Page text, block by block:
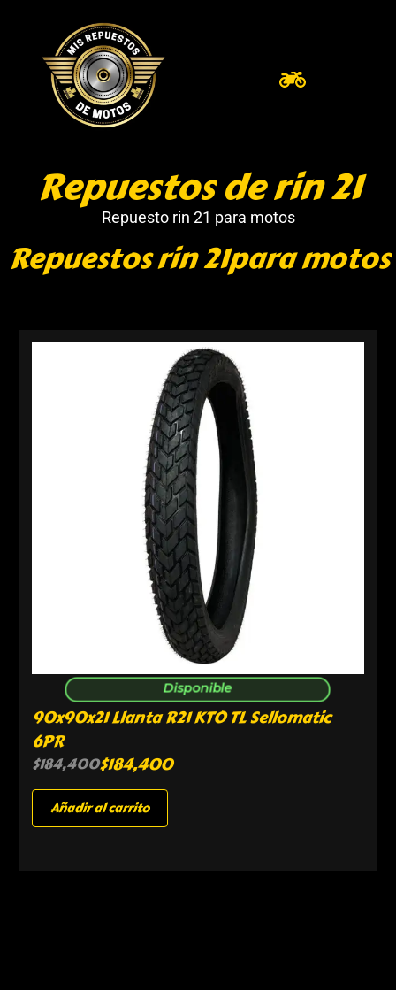
Repuestos de rin 21
Repuesto rin 21 para motos
Repuestos rin 21para motos
Disponible
90x90x21 Llanta R21 KTO TL Sellomatic
6PR
$184,400$184,400
Añadir al carrito